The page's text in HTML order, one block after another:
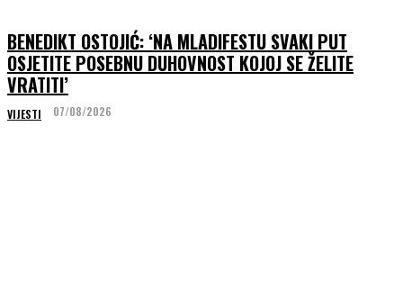
BENEDIKT OSTOJIĆ: ‘NA MLADIFESTU SVAKI PUT
OSJETITE POSEBNU DUHOVNOST KOJOJ SE ŽELITE
VRATITI’
VIJESTI 07/08/2026